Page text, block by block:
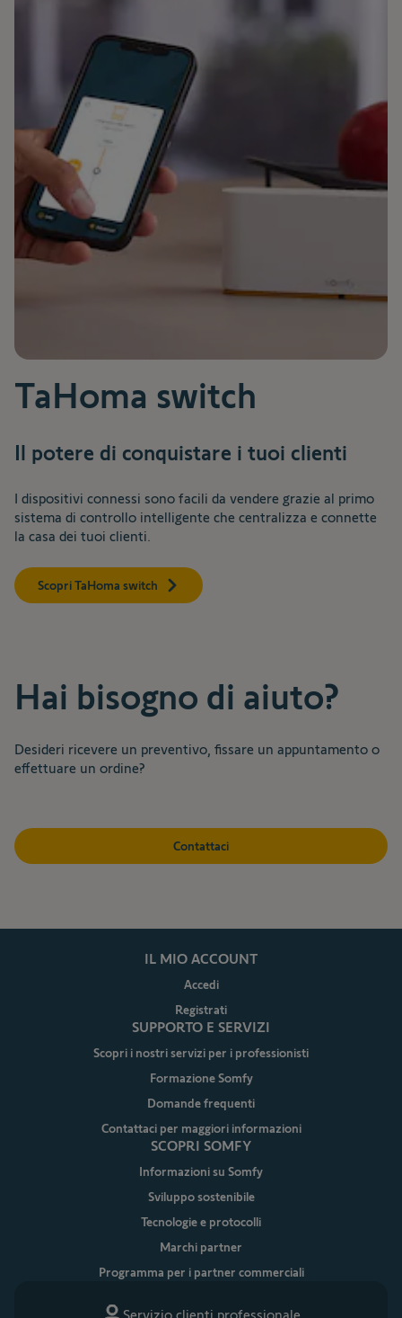
TaHoma switch
Il potere di conquistare i tuoi clienti
I dispositivi connessi sono facili da vendere grazie al primo
sistema di controllo intelligente che centralizza e connette
la casa dei tuoi clienti.
Scopri TaHoma switch
Hai bisogno di aiuto?
Desideri ricevere un preventivo, fissare un appuntamento o
effettuare un ordine?
Contattaci
IL MIO ACCOUNT
Accedi
Registrati
SUPPORTO E SERVIZI
Scopri i nostri servizi per i professionisti
Formazione Somfy
Domande frequenti
Contattaci per maggiori informazioni
SCOPRI SOMFY
Informazioni su Somfy
Sviluppo sostenibile
Tecnologie e protocolli
Marchi partner
Programma per i partner commerciali